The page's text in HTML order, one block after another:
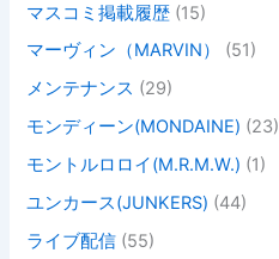
マスコミ掲載履歴 (15)
マーヴィン（MARVIN）
(51)
メンテナンス (29)
モンディーン(MONDAINE) (23)
モントルロロイ(M.R.M.W.) (1)
ユンカース(JUNKERS) (44)
ライブ配信 (55)